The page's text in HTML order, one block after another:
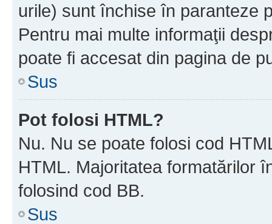
urile) sunt închise în paranteze
Pentru mai multe informaţii
poate fi accesat din pagina de
Sus
Pot folosi HTML?
Nu. Nu se poate folosi cod
HTML. Majoritatea formatărilor
folosind cod BB.
Sus